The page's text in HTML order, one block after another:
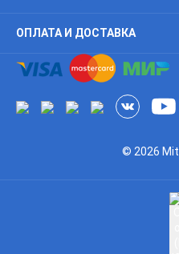
ОПЛАТА И ДОСТАВКА
© 2026